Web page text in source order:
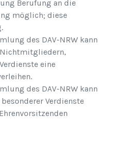
Berufung an die
möglich; diese
des DAV-NRW kann
eine
des DAV-NRW kann
Verdienste